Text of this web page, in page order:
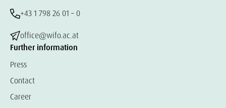
+43 1 798 26 01 – 0
office@wifo.ac.at
Further information
Press
Contact
Career